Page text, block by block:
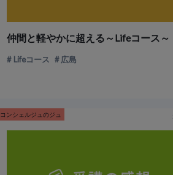
仲間と軽やかに超える～Lifeコース～
Lifeコース 広島
コンシェルジュのジュ